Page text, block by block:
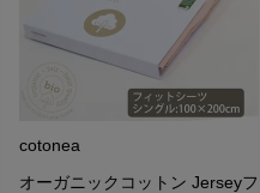
cotonea
オーガニックコットン Jerseyフ